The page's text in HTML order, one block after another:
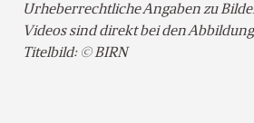
Urheberrechtliche Angaben zu
Videos sind direkt bei den
Titelbild: © BIRN